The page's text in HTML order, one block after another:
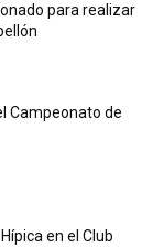
para realizar
Campeonato de
en el Club